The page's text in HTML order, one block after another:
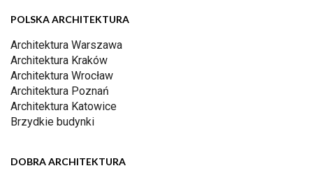
POLSKA ARCHITEKTURA
Architektura Warszawa
Architektura Kraków
Architektura Wrocław
Architektura Poznań
Architektura Katowice
Brzydkie budynki
DOBRA ARCHITEKTURA